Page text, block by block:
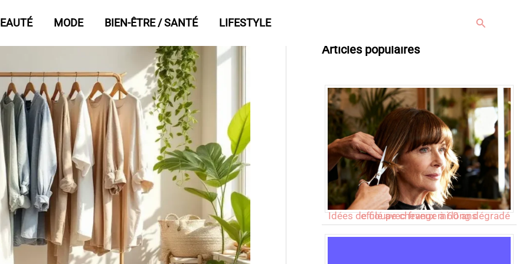
MODE BIEN-ÊTRE / SANTÉ LIFESTYLE Rechercher
Articles populaires
Idées de coupe cheveux mi long dégradé effilé avec frange à 60 ans